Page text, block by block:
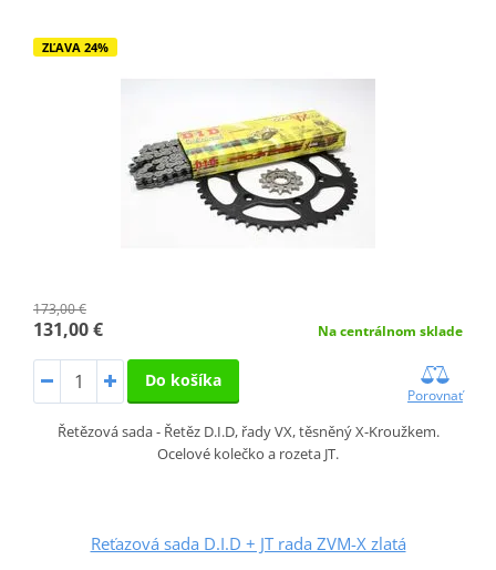
ZĽAVA 24%
173,00 €
131,00 € Na centrálnom sklade
Do košíka
Porovnať
Řetězová sada - Řetěz D.I.D, řady VX, těsněný X-Kroužkem.
Ocelové kolečko a rozeta JT.
Reťazová sada D.I.D + JT rada ZVM-X zlatá